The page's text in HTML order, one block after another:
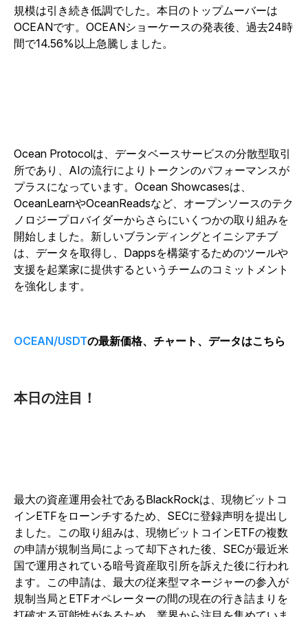
規模は引き続き低調でした。本日のトップムーバーは
OCEANです。OCEANショーケースの発表後、過去24時
間で14.56%以上急騰しました。
Ocean Protocolは、データベースサービスの分散型取引
所であり、AIの流行によりトークンのパフォーマンスが
プラスになっています。Ocean Showcasesは、
OceanLearnやOceanReadsなど、オープンソースのテク
ノロジープロバイダーからさらにいくつかの取り組みを
開始しました。新しいブランディングとイニシアチブ
は、データを取得し、Dappsを構築するためのツールや
支援を起業家に提供するというチームのコミットメント
を強化します。
OCEAN/USDTの最新価格、チャート、データはこちら
本日の注目！
最大の資産運用会社であるBlackRockは、現物ビットコ
インETFをローンチするため、SECに登録声明を提出し
ました。この取り組みは、現物ビットコインETFの複数
の申請が規制当局によって却下された後、SECが最近米
国で運用されている暗号資産取引所を訴えた後に行われ
ます。この申請は、最大の従来型マネージャーの参入が
規制当局とETFオペレーターの間の現在の行き詰まりを